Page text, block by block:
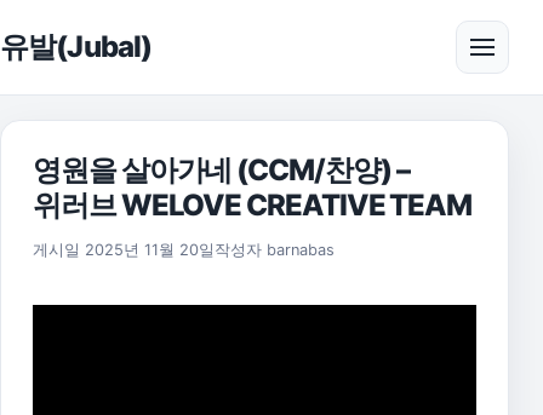
유발(Jubal) 메뉴
영원을 살아가네 (CCM/찬양) –
위러브 WELOVE CREATIVE TEAM
게시일 2025년 11월 20일 2025년 11월 20일
작성자 barnabas